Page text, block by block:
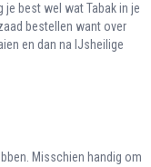
je best wel wat Tabak in je
bestellen want over
en dan na IJsheilige
Misschien handig om